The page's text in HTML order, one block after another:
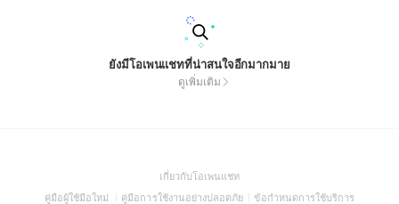
ยังมีโอเพนแชทที่น่าสนใจอีกมากมาย
ดูเพิ่มเติม
เกี่ยวกับโอเพนแชท(Open
in
คู่มือผู้ใช้มือใหม่ (Open
คู่มือการใช้งานอย่างปลอดภัย(Open
ข้อกำหนดการใช้บริการ(Open